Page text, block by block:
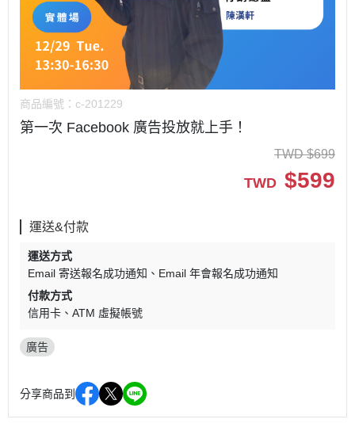
商品編號： c-201229
第一次 Facebook 廣告投放就上手！
TWD $699
TWD $599
運送&付款
運送方式
Email 寄送報名成功通知
Email 年會報名成功通知
付款方式
信用卡
ATM 虛擬帳號
廣告
分享商品到